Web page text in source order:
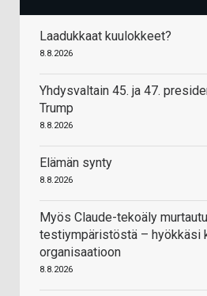
Laadukkaat kuulokkeet?
8.8.2026
Yhdysvaltain 45. ja 47.
Trump
8.8.2026
Elämän synty
8.8.2026
Myös Claude-tekoäly
testiympäristöstä – hyökkäsi
organisaatioon
8.8.2026